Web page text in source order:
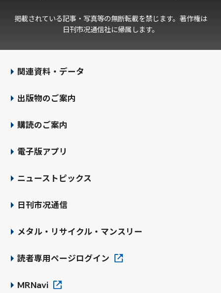
掲載されている記事・写真等の無断転載を禁じます。著作権は
日刊市况通信社に帰属します。
関連資料・データ
出版物のご案内
購読のご案内
電子版アプリ
ニューストピックス
日刊市况通信
メタル・リサイクル・マンスリー
読者専用ページログイン
MRNavi